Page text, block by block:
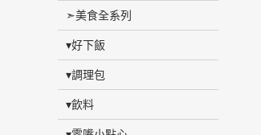
➣美食全系列
▾好下飯
▾調理包
▾飲料